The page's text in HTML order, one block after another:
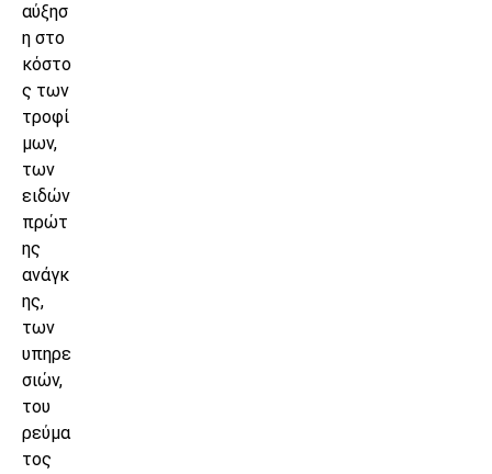
αύξησ
η στο
κόστο
ς των
τροφί
μων,
των
ειδών
πρώτ
ης
ανάγκ
ης,
των
υπηρε
σιών,
του
ρεύμα
τος